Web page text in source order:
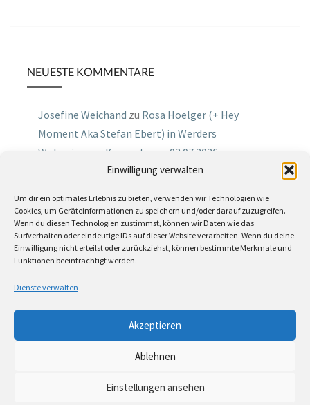
Einwilligung verwalten
Um dir ein optimales Erlebnis zu bieten, verwenden wir Technologien wie
Cookies, um Geräteinformationen zu speichern und/oder darauf zuzugreifen.
Wenn du diesen Technologien zustimmst, können wir Daten wie das
Surfverhalten oder eindeutige IDs auf dieser Website verarbeiten. Wenn du deine
Einwilligung nicht erteilst oder zurückziehst, können bestimmte Merkmale und
Funktionen beeinträchtigt werden.
Dienste verwalten
Akzeptieren
Ablehnen
Einstellungen ansehen
NEUESTE KOMMENTARE
Josefine Weichand zu Rosa Hoelger (+ Hey
Moment Aka Stefan Ebert) in Werders
Wohnzimmer Konzerte am 03.07.2026
Podcast Nr.01 vom 08.09.2025 mit Joe Astray
MIRI IN THE GREENzuMiri in the Green in der
Hemingway Lounge, am 30.05.2026
MollezuInterview mit dem Vinylexpress zum
8ten Vinylflohmarkt am 16.05.2026